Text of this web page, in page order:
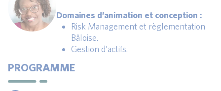
Domaines d’animation et conception :
Risk Management et règlementation
Bâloise.
Gestion d’actifs.
PROGRAMME